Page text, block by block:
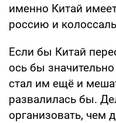
именно Китай
россию и
Если бы Китай
ось бы
стал им ещё и
развалилась бы.
организовать, чем